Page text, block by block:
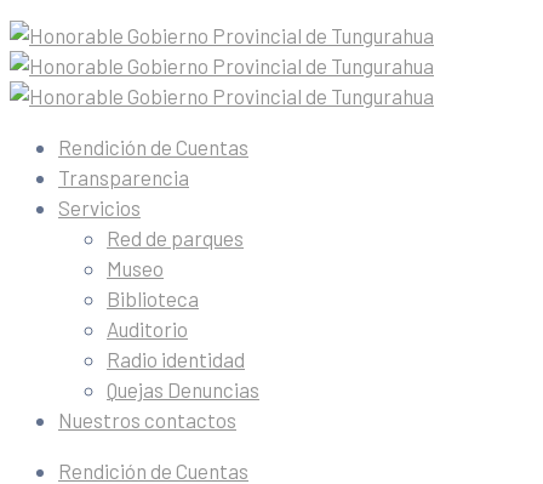
Rendición de Cuentas
Transparencia
Servicios
Red de parques
Museo
Biblioteca
Auditorio
Radio identidad
Quejas Denuncias
Nuestros contactos
Rendición de Cuentas